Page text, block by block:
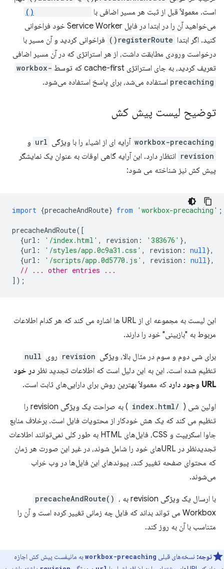
است. معمولاً قبل از ثبت هر مسیر اضافی با
می‌خواهید آن را در ابتدا در فایل Service Worker خود فراخوانی
کنید. اگر ابتدا registerRoute()
فراخوانی کردید و آن مسیر با
درخواست ورودی مطابقت داشت، از هر استراتژی که در آن مسیر اضافی
تعریف کردید، به جای استراتژی cache-first که توسط
workbox-
precaching استفاده می‌شد، برای پاسخ استفاده می‌شود.
توضیح لیست پیش کش
workbox-precaching آرایه ای از اشیاء را با ویژگی url و
revision انتظار دارد. این آرایه گاهی اوقات به عنوان یک نمایشگر
پیش کش نیز شناخته می شود:
import {precacheAndRoute} from 'workbox-precaching' ;
precacheAndRoute([
{url : '/index.html' , revision : '383676' },
{url : '/styles/app.0c9a31.css' , revision : null},
{url : '/scripts/app.0d5770.js' , revision : null},
// ... other entries ...
]);
این لیست به مجموعه ای از URL ها اشاره می کند که هر کدام اطلاعات
مربوط به "بازبینی" خود را دارند.
برای شی دوم و سوم در مثال بالا، ویژگی revision روی null
تنظیم شده است. این به این دلیل است که اطلاعات تجدید نظر در خود
URL وجود دارد
که معمولاً بهترین روش برای دارایی‌های ثابت است.
اولین شی ( /index.html
) به صراحت یک ویژگی revision را
تنظیم می کند که یک هش خودکار از محتویات فایل است. برخلاف منابع
جاوا اسکریپت و CSS، فایل‌های HTML به طور کلی نمی‌توانند اطلاعات
تجدیدنظر در URL‌های خود را شامل شوند، در غیر این صورت هر زمان
که محتوای صفحه تغییر کند، پیوندهای این فایل‌ها در وب خراب
می‌شوند.
با ارسال یک ویژگی revision به precacheAndRoute() ،
Workbox می تواند بداند که فایل چه زمانی تغییر کرده است و آن را
متناسب با آن به روز کند.
توجه: نسخه‌های قبلی workbox-precaching به مانیفست پیش کش اجازه